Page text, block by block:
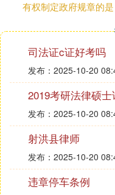
《互联网金融逾期债
十二条 现场催收人
人员，不得非法限制
得非法侵入他人住宅
《互联网金融逾期债
十三条 现场催收人
人员财物。
《互联网金融逾期债
十四条 现场催收人
冲突，应主动报警。
《互联网金融逾期债
十五条 催收人员不
有权制定政府规章的是
司法证c证好考吗
发布：2025-10-20
2019考研法律硕士
发布：2025-10-20
射洪县律师
发布：2025-10-20
违章停车条例